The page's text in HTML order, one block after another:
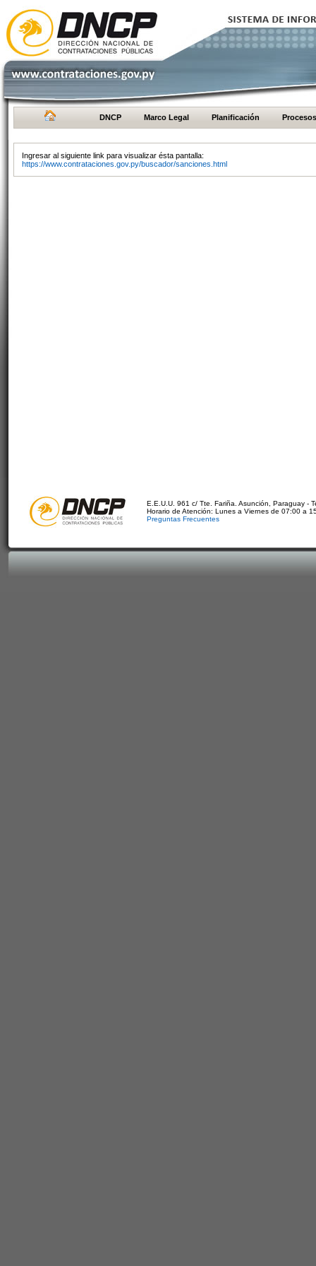
DNCP Marco Legal Planificación Procesos
Ingresar al siguiente link para visualizar ésta pantalla:
https://www.contrataciones.gov.py/buscador/sanciones.html
E.E.U.U. 961 c/ Tte. Fariña. Asunción, Paraguay -
Horario de Atención: Lunes a Viernes de 07:00 a
Preguntas Frecuentes